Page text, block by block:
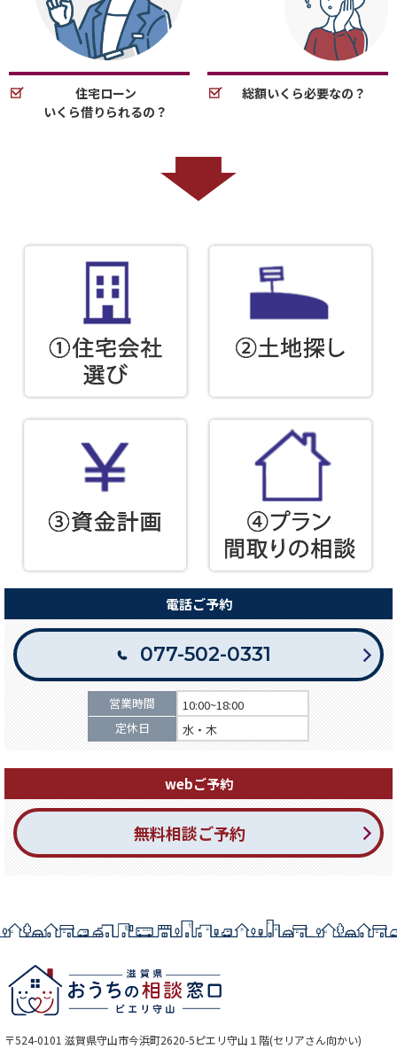
住宅ローン
いくら借りられるの？
総額いくら必要なの？
電話ご予約
077-502-0331
営業時間
10:00~18:00
定休日
水・木
webご予約
無料相談ご予約
〒524-0101 滋賀県守山市今浜町2620-5ピエリ守山１階(セリアさん向かい)